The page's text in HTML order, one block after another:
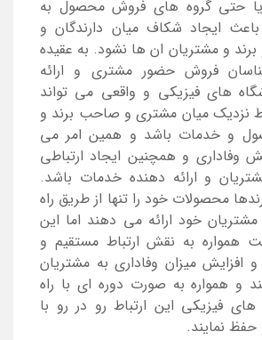
یا حتی گروه های فروش محصول به
ایجاد شکاف میان دارندگان و
و مشتریان ان ها نشود. به عقیده
فروش حضور مشتری و ارائه
های فیزیکی و واقعی می تواند
نزدیک میان مشتری و صاحب برند و
و خدمات باشد و همین امر می
وفاداری و همچنین ایجاد ارتباطی
و ارائه دهنده خدمات باشد.
محصولات خود را تنها از طریق راه
خود ارائه می دهند اما این
همواره به نقش ارتباط مستقیم و
افزایش میزان وفاداری به مشتریان
و همواره به صورت دوره ای با راه
های فیزیکی این ارتباط رو در رو با
نمایند.